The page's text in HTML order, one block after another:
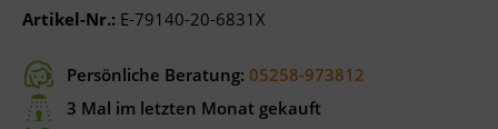
Artikel-Nr.: E-79140-20-6831X
Persönliche Beratung: 05258-973812
3 Mal im letzten Monat gekauft